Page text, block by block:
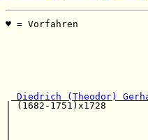
♥ =
Diedrich (Theodor)
|